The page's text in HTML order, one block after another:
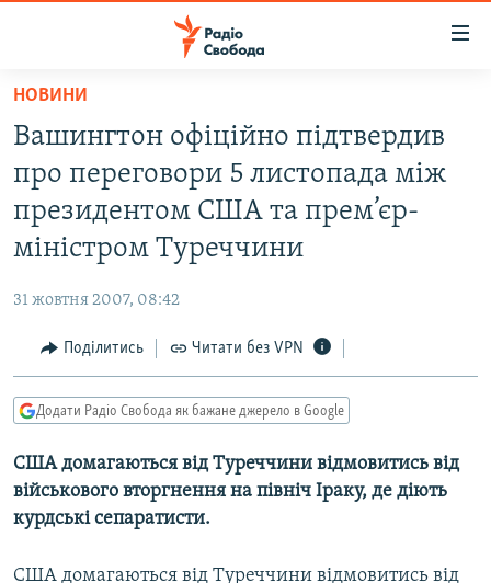
Перейти
основного
матеріалу
Перейти
до
основної
Перейти
пошуку
РАДІО СВОБОДА – 70 РОКІВ
СТАТТІ
ПОЛІТИКА
КУЛЬТУРА
СПОРТ
СВІТ
ВІЙНА
ДОНБАС.РЕАЛІЇ
КРИМ.РЕАЛІЇ
ТИ ЯК?
КИТАЙ.ВИКЛИКИ
МУЛЬТИМЕДІА
НОВИНИ
Вашингтон офіційно підтвердив
про переговори 5 листопада між
президентом США та прем’єр-
міністром Туреччини
31 жовтня 2007, 08:42
Поділитись Читати без VPN
Додати Радіо Свобода як бажане джерело в Google
США домагаються від Туреччини відмовитись від
військового вторгнення на північ Іраку, де діють
курдські сепаратисти.
США домагаються від Туреччини відмовитись від